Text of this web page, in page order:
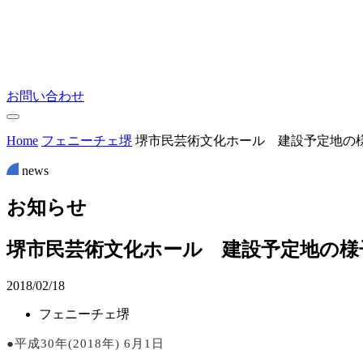
お問い合わせ
Home フェニーチェ堺 堺市民芸術文化ホール 建設予定地の
news
お知らせ
堺市民芸術文化ホール 建設予定地の様
2018/02/18
フェニーチェ堺
●平成30年(2018年) 6月1日